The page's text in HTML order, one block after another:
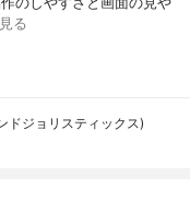
る
ドジョリスティックス)